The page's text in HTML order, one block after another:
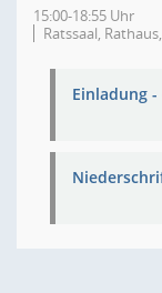
15:00-18:55 Uhr
Ratssaal,
Einladung